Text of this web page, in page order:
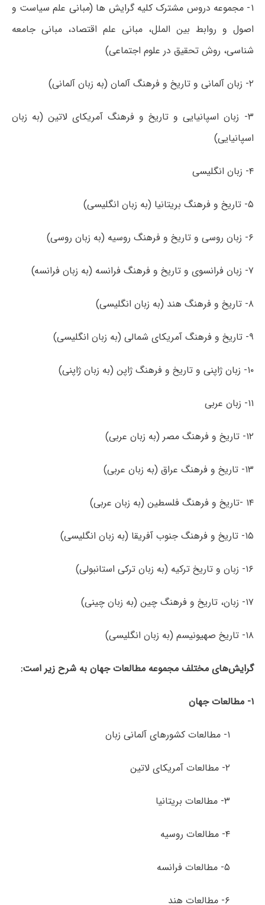
۱- مجموعه دروس مشترک کلیه گرایش ­ها (مبانی علم سیاست و
اصول و روابط بین­ الملل، مبانی علم اقتصاد، مبانی جامعه
شناسی، روش تحقیق در علوم اجتماعی)
۲- زبان آلمانی و تاریخ و فرهنگ آلمان (به زبان آلمانی)
۳- زبان اسپانیایی و تاریخ و فرهنگ آمریکای لاتین (به زبان
اسپانیایی)
۴- زبان انگلیسی
۵- تاریخ و فرهنگ بریتانیا (به زبان انگلیسی)
۶- زبان روسی و تاریخ و فرهنگ روسیه (به زبان روسی)
۷- زبان فرانسوی و تاریخ و فرهنگ فرانسه (به زبان فرانسه)
۸- تاریخ و فرهنگ هند (به زبان انگلیسی)
۹- تاریخ و فرهنگ آمریکای شمالی (به زبان انگلیسی)
۱۰- زبان ژاپنی و تاریخ و فرهنگ ژاپن (به زبان ژاپنی)
۱۱- زبان عربی
۱۲- تاریخ و فرهنگ مصر (به زبان عربی)
۱۳- تاریخ و فرهنگ عراق (به زبان عربی)
۱۴ -تاریخ و فرهنگ فلسطین (به زبان عربی)
۱۵- تاریخ و فرهنگ جنوب آفریقا (به زبان انگلیسی)
۱۶- زبان و تاریخ ترکیه (به زبان ترکی استانبولی)
۱۷- زبان، تاریخ و فرهنگ چین (به زبان چینی)
۱۸- تاریخ صهیونیسم (به زبان انگلیسی)
گرایش‌های مختلف مجموعه مطالعات جهان به شرح زیر است:
۱- مطالعات جهان
۱- مطالعات کشورهای آلمانی زبان
۲- مطالعات آمریکای لاتین
۳- مطالعات بریتانیا
۴- مطالعات روسیه
۵- مطالعات فرانسه
۶- مطالعات هند